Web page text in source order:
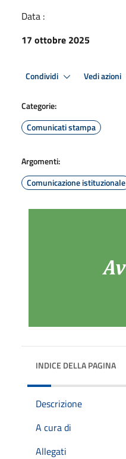
Data :
17 ottobre 2025
Condividi Vedi azioni
Categorie:
Comunicati stampa
Argomenti:
Comunicazione istituzionale
INDICE DELLA PAGINA
Descrizione
A cura di
Allegati